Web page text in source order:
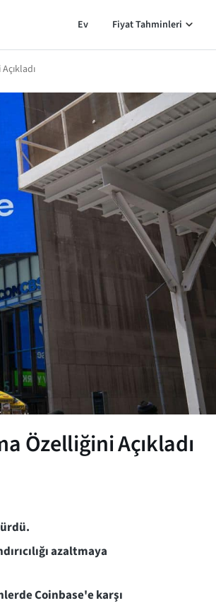
Ev Fiyat Tahminleri
Özelliğini Açıkladı
azaltmaya
Coinbase'e karşı